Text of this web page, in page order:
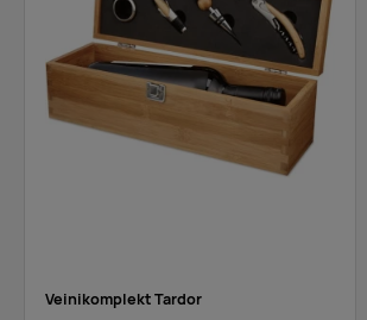
Veinikomplekt Tardor